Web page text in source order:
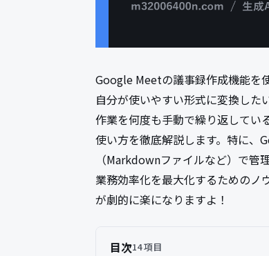
Google Meetの議事録作成機能を
自分が使いやすい形式に変換した
作業を何度も手動で繰り返してい
使い方を徹底解説します。特に、
（Markdownファイルなど）で管
業務効率化を最大化するためのノ
が劇的に楽になりますよ！
目次14 項目